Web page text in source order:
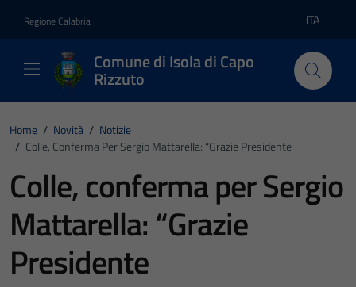
Regione Calabria Lingua
ITA
Comune di Isola di Capo
Rizzuto
Home / Novità / Notizie
/ Colle, Conferma Per Sergio Mattarella: “Grazie Presidente
Colle, conferma per Sergio
Mattarella: “Grazie
Presidente